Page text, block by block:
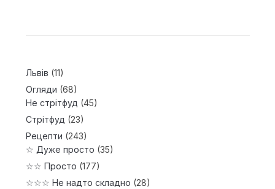
Львів (11)
Огляди (68)
Не стрітфуд (45)
Стрітфуд (23)
Рецепти (243)
☆ Дуже просто (35)
☆☆ Просто (177)
☆☆☆ Не надто складно (28)